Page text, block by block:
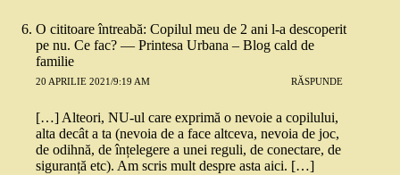
O cititoare întreabă: Copilul meu de 2 ani l-a descoperit
pe nu. Ce fac? — Printesa Urbana – Blog cald de
familie
20 APRILIE 2021/9:19 AM RĂSPUNDE
[…] Alteori, NU-ul care exprimă o nevoie a copilului,
alta decât a ta (nevoia de a face altceva, nevoia de joc,
de odihnă, de înțelegere a unei reguli, de conectare, de
siguranță etc). Am scris mult despre asta aici. […]